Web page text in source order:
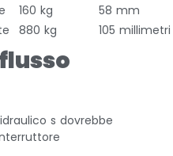
160 kg
58 mm
880 kg 105 millimetri
s dovrebbe